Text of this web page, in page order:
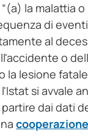
la malattia
di
al
o
la lesione
si avvale
dai dati